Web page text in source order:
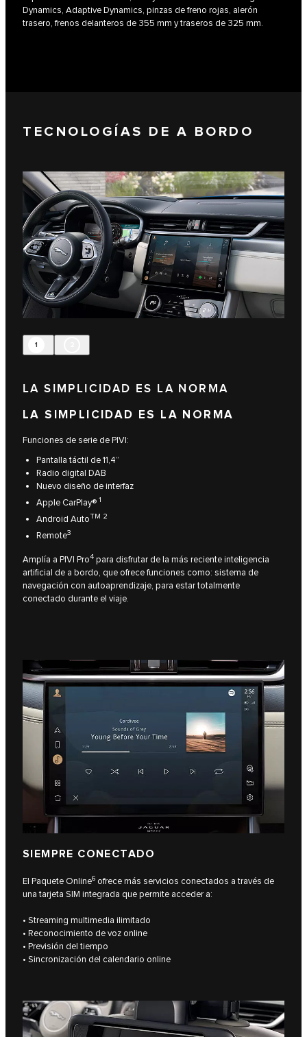
Dynamics, Adaptive Dynamics, pinzas de freno rojas, alerón
trasero, frenos delanteros de 355 mm y traseros de 325 mm.
TECNOLOGÍAS DE A BORDO
1
LA SIMPLICIDAD ES LA NORMA
LA SIMPLICIDAD ES LA NORMA
Funciones de serie de PIVI:
Pantalla táctil de 11,4”
Radio digital DAB
Nuevo diseño de interfaz
Apple CarPlay® 1
Android AutoTM 2
Remote3
Amplía a PIVI Pro4 para disfrutar de la más reciente inteligencia
artificial de a bordo, que ofrece funciones como: sistema de
navegación con autoaprendizaje, para estar totalmente
conectado durante el viaje.
SIEMPRE CONECTADO
El Paquete Online6 ofrece más servicios conectados a través de
una tarjeta SIM integrada que permite acceder a:
• Streaming multimedia ilimitado
• Reconocimiento de voz online
• Previsión del tiempo
• Sincronización del calendario online